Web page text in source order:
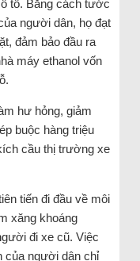
tô. Bằng cách tước
người dân, họ đạt
đảm bảo đầu ra
máy ethanol vốn
hư hỏng, giảm
buộc hàng triệu
cầu thị trường xe
tiến đi đầu về môi
xăng khoáng
đi xe cũ. Việc
của người dân chỉ